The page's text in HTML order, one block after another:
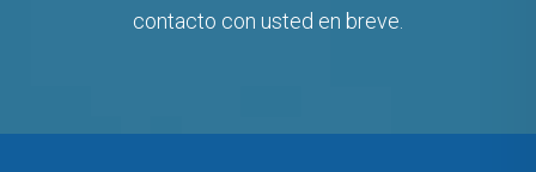
contacto con usted en breve.